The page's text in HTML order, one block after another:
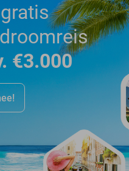
€3.000